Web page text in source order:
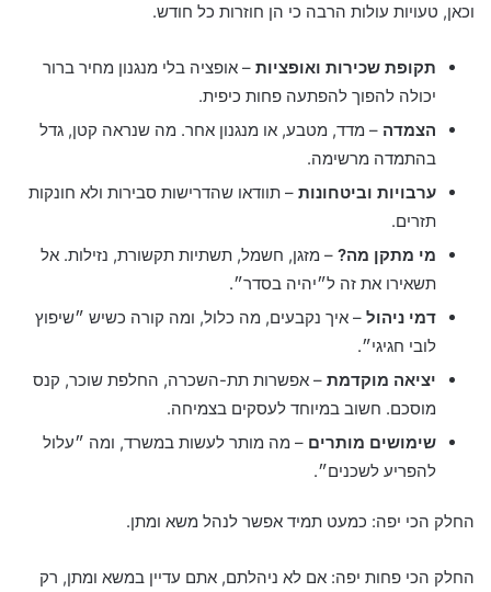
וכאן, טעויות עולות הרבה כי הן חוזרות כל חודש.
תקופת שכירות ואופציות – אופציה בלי מנגנון מחיר ברור
יכולה להפוך להפתעה פחות כיפית.
הצמדה – מדד, מטבע, או מנגנון אחר. מה שנראה קטן, גדל
בהתמדה מרשימה.
ערבויות וביטחונות – תוודאו שהדרישות סבירות ולא חונקות
תזרים.
מי מתקן מה? – מזגן, חשמל, תשתיות תקשורת, נזילות. אל
תשאירו את זה ל״יהיה בסדר״.
דמי ניהול – איך נקבעים, מה כלול, ומה קורה כשיש ״שיפוץ
לובי חגיגי״.
יציאה מוקדמת – אפשרות תת-השכרה, החלפת שוכר, קנס
מוסכם. חשוב במיוחד לעסקים בצמיחה.
שימושים מותרים – מה מותר לעשות במשרד, ומה ״עלול
להפריע לשכנים״.
החלק הכי יפה: כמעט תמיד אפשר לנהל משא ומתן.
החלק הכי פחות יפה: אם לא ניהלתם, אתם עדיין במשא ומתן, רק